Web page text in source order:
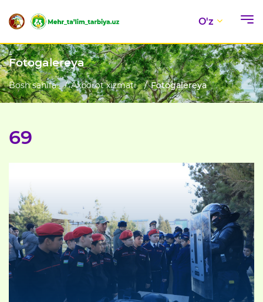
O'z
Fotogalereya
Bosh sahifa Axborot xizmati Fotogalereya
69